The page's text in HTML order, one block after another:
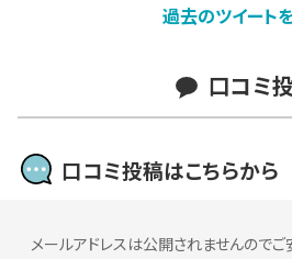
過去のツイート
口コミ
口コミ投稿はこちらから
メールアドレスは公開されませんのでご